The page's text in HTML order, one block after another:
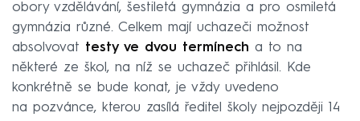
obory vzdělávání, šestiletá gymnázia a pro osmiletá
gymnázia různé. Celkem mají uchazeči možnost
absolvovat testy ve dvou termínech a to na
některé ze škol, na níž se uchazeč přihlásil. Kde
konkrétně se bude konat, je vždy uvedeno
na pozvánce, kterou zasílá ředitel školy nejpozději 14